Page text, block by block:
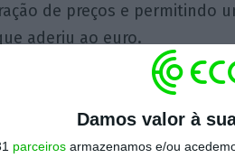
Damos valor à
parceiros armazenamos e/ou
de preços e permitindo
aderiu ao euro.
euro, imagine o que